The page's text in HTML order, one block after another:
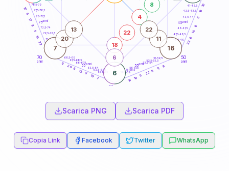
50
anni
60
70
anni
41-42,5
42,5-43,5
43,5-44
46-47,5
47,5-48,5
48,5-49
51-52,5
52,5-53,5
53,5-54
56-57,5
57,5-58,5
58,5-59
61-62,5
62,5-63,5
63,5-64
66-67,5
67,5-68,5
68,5-69
71-72,5
72,5-73,5
73,5-74
76-77,5
77,5-78,5
78,5-79 10
18
8
8
14
6
22
9
11
6
22
5
10
16
7
19
5
13
6
20
9
22
15
5
8
17
9
10
6
7 16
18
22
4
8
6
20
13
11
22
45anni
55anni
65anni
75anni
Scarica PNG Scarica PDF
Copia Link Facebook Twitter WhatsApp